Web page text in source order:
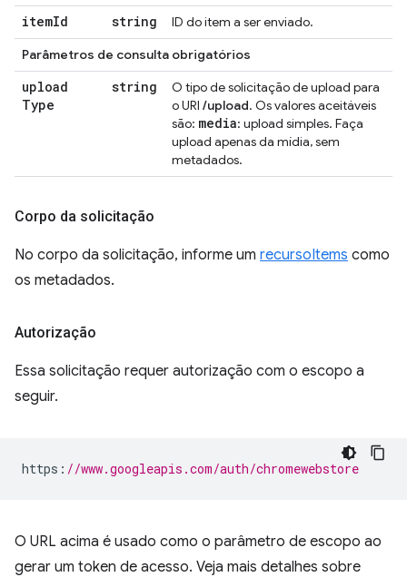
itemId string
ID do item a ser enviado.
Parâmetros de consulta obrigatórios
upload
Type
string
O tipo de solicitação de upload para
o URI /upload. Os valores aceitáveis
são: media: upload simples. Faça
upload apenas da mídia, sem
metadados.
Corpo da solicitação
No corpo da solicitação, informe um recursoItems como
os metadados.
Autorização
Essa solicitação requer autorização com o escopo a
seguir.
https : //www.googleapis.com/auth/chromewebstore
O URL acima é usado como o parâmetro de escopo ao
gerar um token de acesso. Veja mais detalhes sobre